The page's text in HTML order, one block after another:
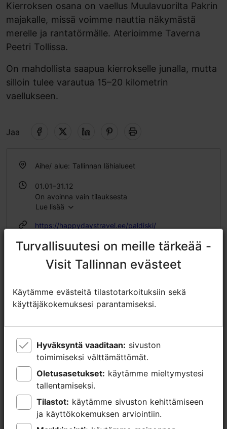
Kierroksen osana on vaellus Muulavuorilta Pakrin
majakalle, missä voimme nauttia näkymästä
merelle ja rantatörmälle. Aterioimme Taverna
Peetri Tollissa.
On mahdollista saapua kierrokselle junalla, mutta
silloin tulee varautua 15–20 kilometrin
vaellukseen.
Jaa
Aihe/ alue: Tallinnan lähialueet
01.01–31.12
On avoinna vain tilauksesta
Lue lisää
https://happydaystravel.ee/paldiski/
https://www.facebook.com/HappyDaysTravelTallinn/
age@happydaystravel.ee
Lisätietoa
Kielet: englanti
Liikkuminen: Bussilla
Aihe/ alue: Tallinnan lähialueet
Turvallisuutesi on meille tärkeää -
Visit Tallinnan evästeet
Käytämme evästeitä tilastotarkoituksiin sekä
käyttäjäkokemuksesi parantamiseksi.
Hyväksyntä vaaditaan:
toimimiseksi välttämättömät.
Oletusasetukset:
tallentamiseksi.
Tilastot:
ja käyttökokemuksen arviointiin.
Turvallisuutesi on meille tärkeää -
Visit Tallinnan evästeet
Käytämme evästeitä tilastotarkoituksiin sekä
käyttäjäkokemuksesi parantamiseksi.
Hyväksyntä vaaditaan:
toimimiseksi välttämättömät.
Oletusasetukset:
tallentamiseksi.
Tilastot:
ja käyttökokemuksen arviointiin.